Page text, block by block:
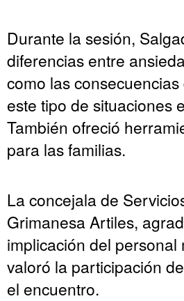
Durante la sesión,
diferencias entre
como las
este tipo de situaciones
También ofreció
para las familias.
La concejala de
Grimanesa Artiles,
implicación del personal
valoró la participación
el encuentro.